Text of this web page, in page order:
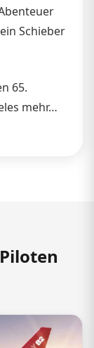
Schieber
65.
mehr…